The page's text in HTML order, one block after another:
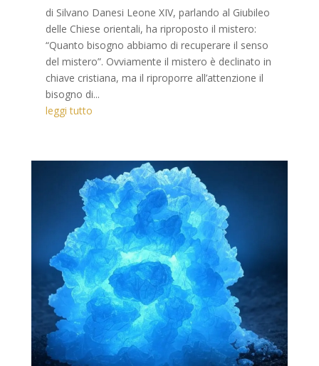
di Silvano Danesi Leone XIV, parlando al Giubileo
delle Chiese orientali, ha riproposto il mistero:
“Quanto bisogno abbiamo di recuperare il senso
del mistero”. Ovviamente il mistero è declinato in
chiave cristiana, ma il riproporre all’attenzione il
bisogno di...
leggi tutto